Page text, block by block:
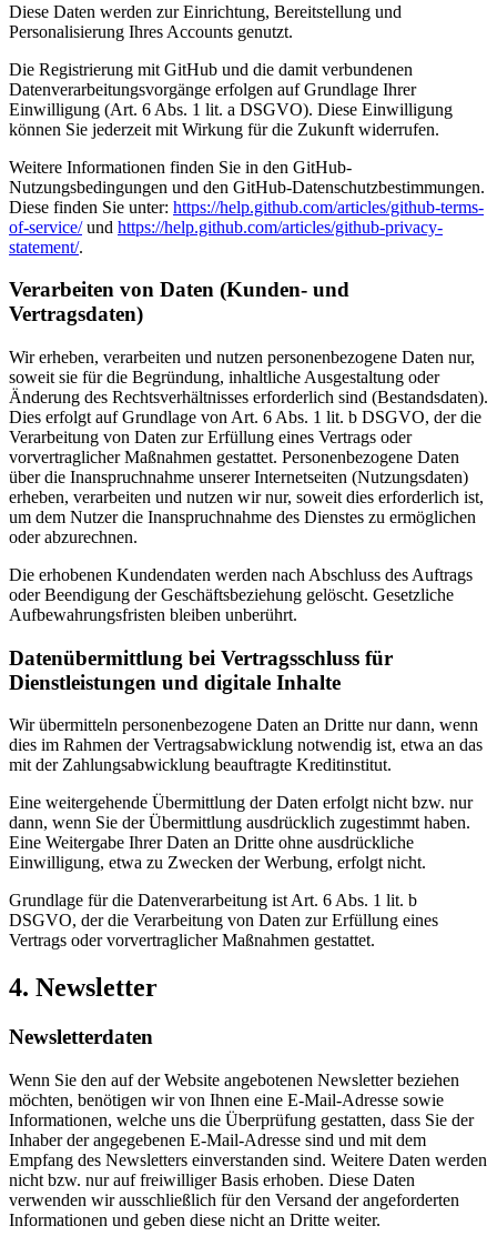
Diese Daten werden zur Einrichtung, Bereitstellung und
Personalisierung Ihres Accounts genutzt.
Die Registrierung mit GitHub und die damit verbundenen
Datenverarbeitungsvorgänge erfolgen auf Grundlage Ihrer
Einwilligung (Art. 6 Abs. 1 lit. a DSGVO). Diese Einwilligung
können Sie jederzeit mit Wirkung für die Zukunft widerrufen.
Weitere Informationen finden Sie in den GitHub-
Nutzungsbedingungen und den GitHub-Datenschutzbestimmungen.
Diese finden Sie unter: https://help.github.com/articles/github-terms-
of-service/und https://help.github.com/articles/github-privacy-
statement/.
Verarbeiten von Daten (Kunden- und
Vertragsdaten)
Wir erheben, verarbeiten und nutzen personenbezogene Daten nur,
soweit sie für die Begründung, inhaltliche Ausgestaltung oder
Änderung des Rechtsverhältnisses erforderlich sind (Bestandsdaten).
Dies erfolgt auf Grundlage von Art. 6 Abs. 1 lit. b DSGVO, der die
Verarbeitung von Daten zur Erfüllung eines Vertrags oder
vorvertraglicher Maßnahmen gestattet. Personenbezogene Daten
über die Inanspruchnahme unserer Internetseiten (Nutzungsdaten)
erheben, verarbeiten und nutzen wir nur, soweit dies erforderlich ist,
um dem Nutzer die Inanspruchnahme des Dienstes zu ermöglichen
oder abzurechnen.
Die erhobenen Kundendaten werden nach Abschluss des Auftrags
oder Beendigung der Geschäftsbeziehung gelöscht. Gesetzliche
Aufbewahrungsfristen bleiben unberührt.
Datenübermittlung bei Vertragsschluss für
Dienstleistungen und digitale Inhalte
Wir übermitteln personenbezogene Daten an Dritte nur dann, wenn
dies im Rahmen der Vertragsabwicklung notwendig ist, etwa an das
mit der Zahlungsabwicklung beauftragte Kreditinstitut.
Eine weitergehende Übermittlung der Daten erfolgt nicht bzw. nur
dann, wenn Sie der Übermittlung ausdrücklich zugestimmt haben.
Eine Weitergabe Ihrer Daten an Dritte ohne ausdrückliche
Einwilligung, etwa zu Zwecken der Werbung, erfolgt nicht.
Grundlage für die Datenverarbeitung ist Art. 6 Abs. 1 lit. b
DSGVO, der die Verarbeitung von Daten zur Erfüllung eines
Vertrags oder vorvertraglicher Maßnahmen gestattet.
4. Newsletter
Newsletterdaten
Wenn Sie den auf der Website angebotenen Newsletter beziehen
möchten, benötigen wir von Ihnen eine E-Mail-Adresse sowie
Informationen, welche uns die Überprüfung gestatten, dass Sie der
Inhaber der angegebenen E-Mail-Adresse sind und mit dem
Empfang des Newsletters einverstanden sind. Weitere Daten werden
nicht bzw. nur auf freiwilliger Basis erhoben. Diese Daten
verwenden wir ausschließlich für den Versand der angeforderten
Informationen und geben diese nicht an Dritte weiter.